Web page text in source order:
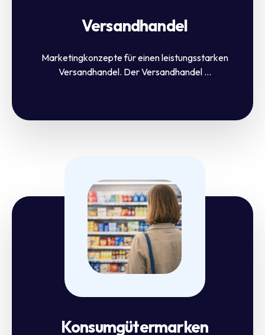
Versandhandel
Marketingkonzepte für einen leistungsstarken
Versandhandel. Der Versandhandel ...
Konsumgütermarken